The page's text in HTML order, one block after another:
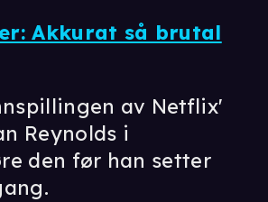
Akkurat så brutal
av Netflix'
Reynolds i
den før han setter